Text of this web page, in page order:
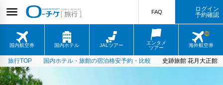
国内航空券 国内ホテル JALツアー
エンタメ
ツアー
海外航空券
FAQ
ログイン
予約確認
旅行TOP 国内ホテル・旅館の宿泊格安予約・比較 史跡旅館 花月大正館